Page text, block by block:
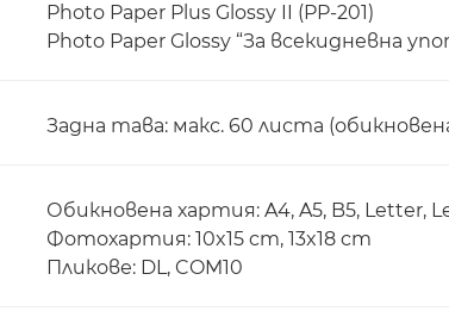
Photo Paper Plus Glossy II (PP-201)
Photo Paper Glossy “За всекидневна
Задна тава: макс. 60 листа
Обикновена хартия: A4, A5, B5, Letter,
Фотохартия: 10x15 cm, 13x18 cm
Пликове: DL, COM10